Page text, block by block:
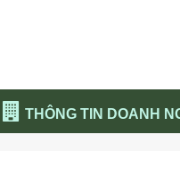
THÔNG TIN DOANH